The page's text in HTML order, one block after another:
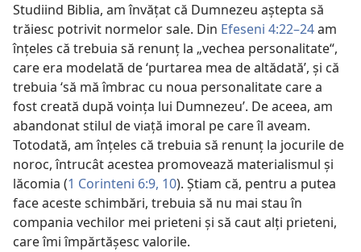
Studiind Biblia, am învăţat că Dumnezeu aştepta să
trăiesc potrivit normelor sale. Din Efeseni 4:22–24am
înţeles că trebuia să renunţ la „vechea personalitate“,
care era modelată de ‘purtarea mea de altădată’, şi că
trebuia ‘să mă îmbrac cu noua personalitate care a
fost creată după voinţa lui Dumnezeu’. De aceea, am
abandonat stilul de viaţă imoral pe care îl aveam.
Totodată, am înţeles că trebuia să renunţ la jocurile de
noroc, întrucât acestea promovează materialismul şi
lăcomia (1 Corinteni 6:9, 10). Ştiam că, pentru a putea
face aceste schimbări, trebuia să nu mai stau în
compania vechilor mei prieteni şi să caut alţi prieteni,
care îmi împărtăşesc valorile.